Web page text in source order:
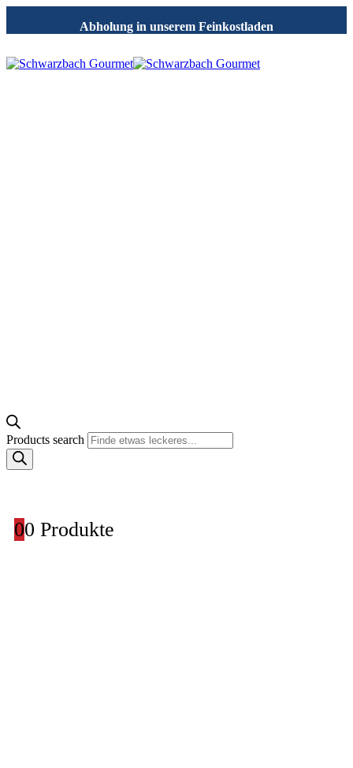
Abholung in unserem Feinkostladen
Products search
00 Produkte